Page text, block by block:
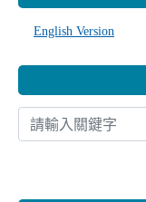
English Version